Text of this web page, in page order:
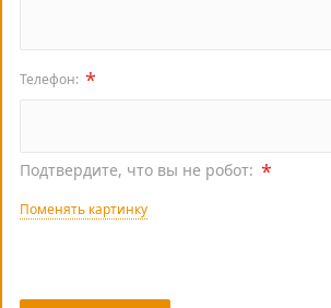
Телефон: *
Подтвердите, что вы не робот: *
Поменять картинку